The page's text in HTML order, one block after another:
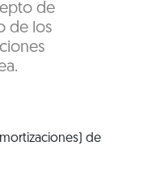
de
de los
de